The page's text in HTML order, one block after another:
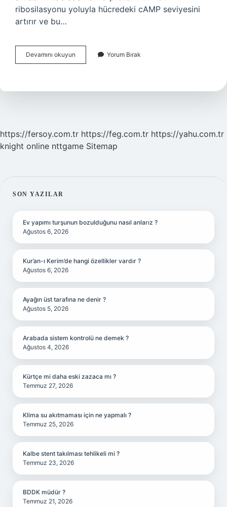
ribosilasyonu yoluyla hücredeki cAMP seviyesini
artırır ve bu…
Devamını okuyun
Ne
Yorum Bırak
https://fersoy.com.tr https://feg.com.tr https://yahu.com.tr
knight online nttgame Sitemap
SIDEBAR
SON YAZILAR
Ev yapımı turşunun bozulduğunu nasıl anlarız ?
Ağustos 6, 2026
Kur’an-ı Kerim’de hangi özellikler vardır ?
Ağustos 6, 2026
Ayağın üst tarafına ne denir ?
Ağustos 5, 2026
Arabada sistem kontrolü ne demek ?
Ağustos 4, 2026
Kürtçe mi daha eski zazaca mı ?
Temmuz 27, 2026
Klima su akıtmaması için ne yapmalı ?
Temmuz 25, 2026
Kalbe stent takılması tehlikeli mi ?
Temmuz 23, 2026
BDDK müdür ?
Temmuz 21, 2026